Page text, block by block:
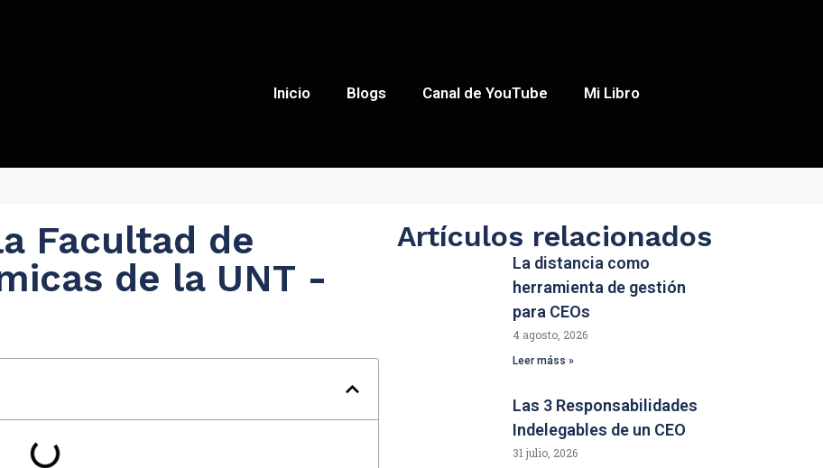
Inicio Blogs Canal de YouTube Mi Libro
Facultad de
de la UNT -
Artículos relacionados
La distancia como
herramienta de gestión
para CEOs
4 agosto, 2026
Leer máss »
Las 3 Responsabilidades
Indelegables de un CEO
31 julio, 2026